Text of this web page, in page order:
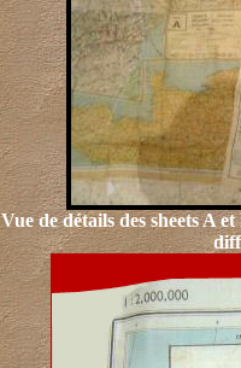
Vue de détails des sheets A